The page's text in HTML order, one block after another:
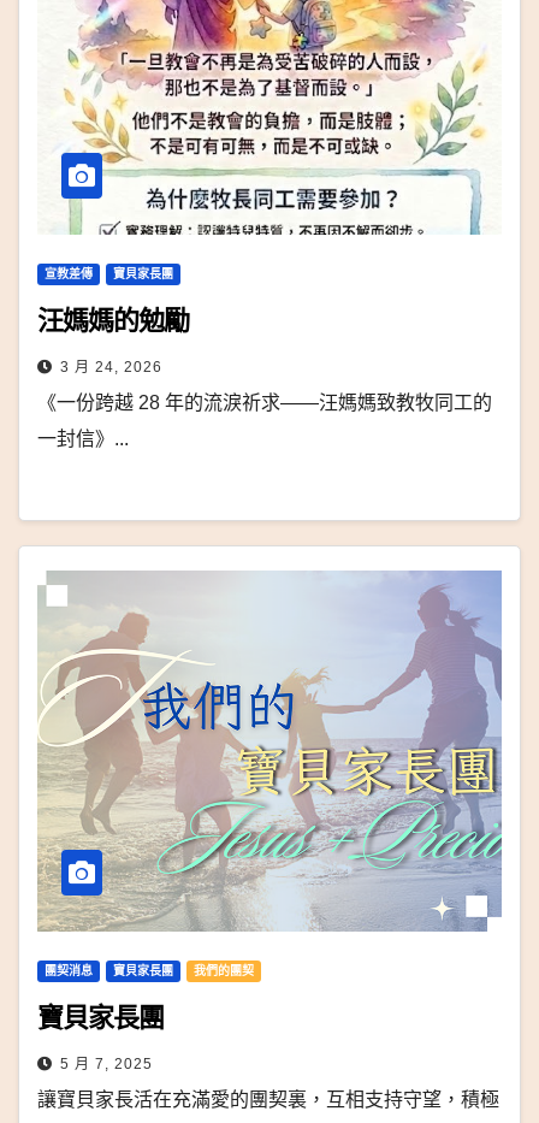
宣教差傳 寶貝家長團
汪媽媽的勉勵
3 月 24, 2026
《一份跨越 28 年的流淚祈求——汪媽媽致教牧同工的
一封信》...
團契消息 寶貝家長團 我們的團契
寶貝家長團
5 月 7, 2025
讓寶貝家長活在充滿愛的團契裏，互相支持守望，積極